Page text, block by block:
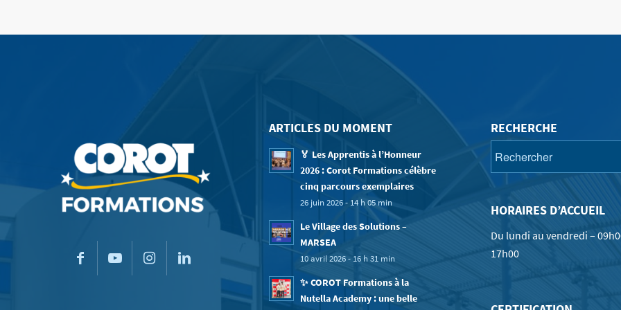
ARTICLES DU MOMENT
🏅 Les Apprentis à l’Honneur
2026 : Corot Formations célèbre
cinq parcours exemplaires
26 juin 2026 - 14 h 05 min
Le Village des Solutions –
MARSEA
10 avril 2026 - 16 h 31 min
✨ COROT Formations à la
Nutella Academy : une belle
RECHERCHE
HORAIRES D’ACCUEIL
Du lundi au vendredi –
17h00